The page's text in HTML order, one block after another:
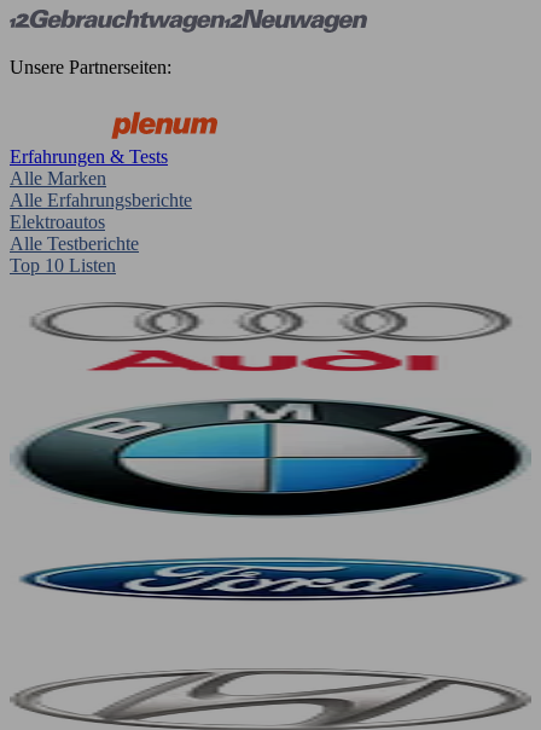
Unsere Partnerseiten:
Erfahrungen & Tests
Alle Marken
Alle Erfahrungsberichte
Elektroautos
Alle Testberichte
Top 10 Listen